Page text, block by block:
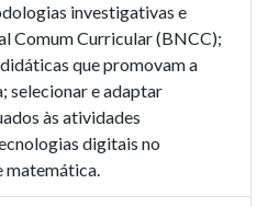
investigativas e
Comum Curricular (BNCC);
que promovam a
selecionar e adaptar
às atividades
digitais no
matemática.